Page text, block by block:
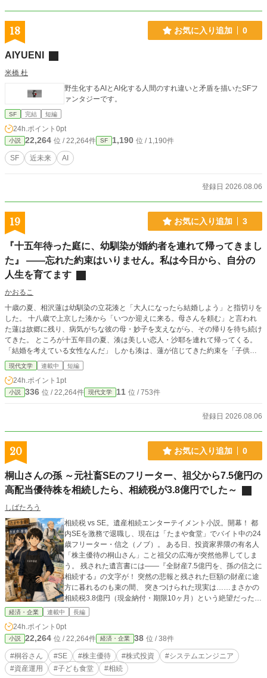
18 お気に入り追加 0
AIYUENI
米橋 杜
野生化するAIとAI化する人間のすれ違いと矛盾を描いたSFフ
ァンタジーです。
SF 完結 短編
24h.ポイント 0pt
小説 22,264 位 / 22,264件 SF 1,190 位 / 1,190件
SF 近未来 AI
登録日 2026.08.06
19 お気に入り追加 3
『十五年待った庭に、幼馴染が婚約者を連れて帰ってきまし
た』 ――忘れた約束はいりません。私は今日から、自分の
人生を育てます
かおるこ
十歳の夏、相沢蓮は幼馴染の立花湊と「大人になったら結婚しよう」と指切りを
した。 十八歳で上京した湊から「いつか迎えに来る。母さんを頼む」と言われ
た蓮は故郷に残り、病気がちな彼の母・妙子を支えながら、その帰りを待ち続け
てきた。 ところが十五年目の夏、湊は美しい恋人・沙耶を連れて帰ってくる。
「結婚を考えている女性なんだ」 しかも湊は、蓮が信じてきた約束を「子供の
頃の冗談」と笑い飛ばした。 湊に気に入られたい沙耶は、妙子の暮らしや庭に
入り込み、亡き夫が残した大切な花まで踏みにじってしまう。さらに湊は、母親
を長年支えてきた蓮へ「お前はもう家族ではない」と言い放つ。 その瞬間、蓮
は十五年間背負ってきた役目を降りることを決意する。 「私はあなたを待って
無駄だったことにはさせず、自分自身の未来を育て直す再生の物語。
現代文学 連載中 短編
24h.ポイント 1pt
小説 336 位 / 22,264件 現代文学 11 位 / 753件
登録日 2026.08.06
20 お気に入り追加 0
桐山さんの孫 ～元社畜SEのフリーター、祖父から7.5億円の
高配当優待株を相続したら、相続税が3.8億円でした～
しばたろう
相続税 vs SE。遺産相続エンターテイメント小説。開幕！ 都
内SEを激務で退職し、現在は「たまや食堂」でバイト中の24
歳フリーター・信之（ノブ）。 ある日、投資家界隈の有名人
「株主優待の桐山さん」こと祖父の広海が突然他界してしま
う。 残された遺言書には――『全財産7.5億円を、孫の信之に
相続する』の文字が！ 突然の悲報と残された巨額の財産に途
方に暮れるのも束の間、 突きつけられた現実は……まさかの
相続税3.8億円（現金納付・期限10ヶ月）という絶望だった！
部屋を埋め尽くす大量の段ボール箱、賞味期限ギリギリの優
り冷徹な若手税理士のご指導の下、決死の相続税攻略に乗り
出す。 相続税対策、そして、引き継がれる怒涛の株主優待の
先に、信之が見たものとは！ ――これは、どん底フリーター
が亡き祖父の想いを受け継ぎ、自分の人生を切り開いていく
物語。
経済・企業 連載中 長編
24h.ポイント 0pt
小説 22,264 位 / 22,264件 経済・企業 38 位 / 38件
#桐谷さん #SE #株主優待 #株式投資
#システムエンジニア
#資産運用
#子ども食堂 #相続